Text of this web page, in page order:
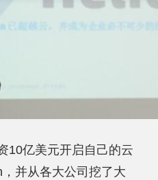
10亿美元开启自己的云
并从各大公司挖了大